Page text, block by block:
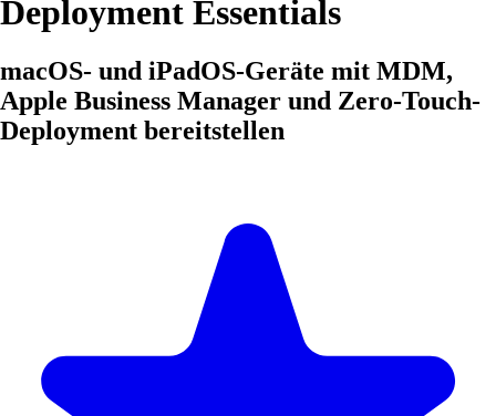
Deployment Essentials
macOS- und iPadOS-Geräte mit MDM,
Apple Business Manager und Zero-Touch-
Deployment bereitstellen